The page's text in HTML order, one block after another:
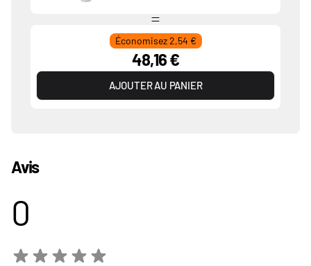
Économisez 2,54 €
48,16 €
AJOUTER AU PANIER
Avis
0